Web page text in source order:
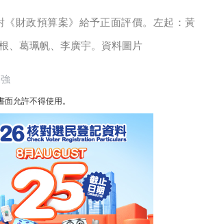
《財政預算案》給予正面評價。左起：黃
、葛珮帆、李廣宇。資料圖片
允許不得使用。